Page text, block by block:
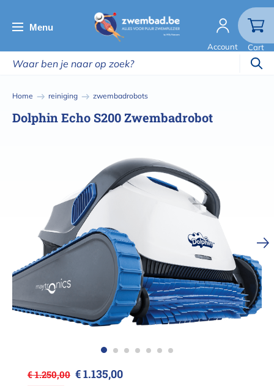
en
de
inhoud
Menu
Account Cart
Kruimelpad
Home reiniging zwembadrobots
Dolphin Echo S200 Zwembadrobot
€ 1.250,00 € 1.135,00